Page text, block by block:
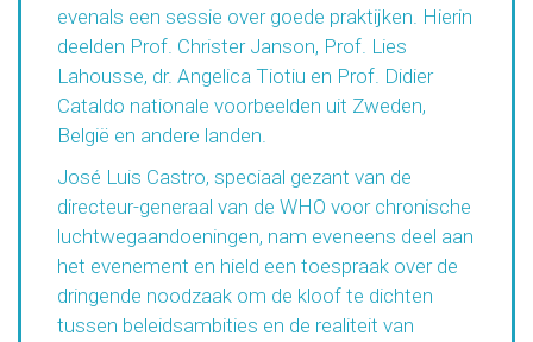
evenals een sessie over goede praktijken. Hierin
deelden Prof. Christer Janson, Prof. Lies
Lahousse, dr. Angelica Tiotiu en Prof. Didier
Cataldo nationale voorbeelden uit Zweden,
België en andere landen.
José Luis Castro, speciaal gezant van de
directeur-generaal van de WHO voor chronische
luchtwegaandoeningen, nam eveneens deel aan
het evenement en hield een toespraak over de
dringende noodzaak om de kloof te dichten
tussen beleidsambities en de realiteit van